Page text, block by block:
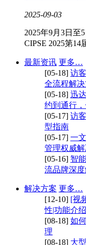
2025-09-03
2025年9月3日
CIPSE 2025第
最新资讯 更多…
[05-18] 访
全流程解
[05-18] 迅
约到通行
[05-17] 访
型指南
[05-17] 一
管理权威
[05-16] 智
流品牌深
解决方案 更多…
[12-10] [视
性|功能介绍
[08-18] 如
理
[08-18] 大